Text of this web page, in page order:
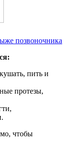
позвоночника
пить и
протезы,
чтобы